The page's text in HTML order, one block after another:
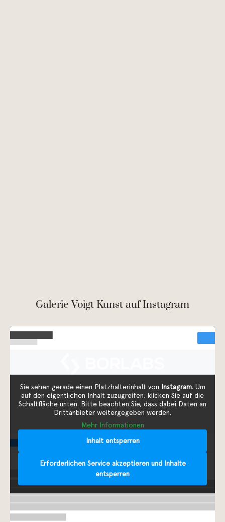
Galerie Voigt Kunst auf Instagram
Sie sehen gerade einen Platzhalterinhalt von Instagram. Um
auf den eigentlichen Inhalt zuzugreifen, klicken Sie auf die
Schaltfläche unten. Bitte beachten Sie, dass dabei Daten an
Drittanbieter weitergegeben werden.
Mehr Informationen
Inhalt entsperren
Erforderlichen Service akzeptieren und Inhalte
entsperren